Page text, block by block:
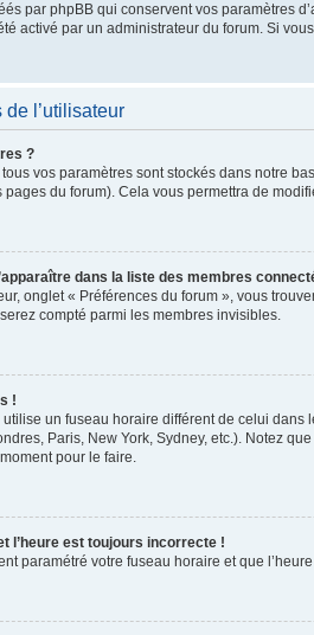
par phpBB qui conservent vos paramètres
activé par un administrateur du forum. Si
de l’utilisateur
?
vos paramètres sont stockés dans notre
pages du forum). Cela vous permettra de
dans la liste des membres
onglet « Préférences du forum », vous
compté parmi les membres invisibles.
!
utilise un fuseau horaire différent de celui
Paris, New York, Sydney, etc.). Notez
pour le faire.
l’heure est toujours incorrecte !
paramétré votre fuseau horaire et que